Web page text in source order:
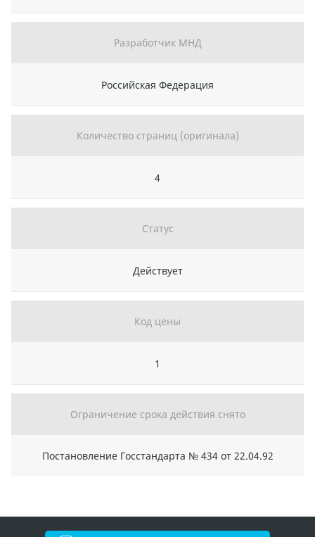
Разработчик МНД
Российская Федерация
Количество страниц (оригинала)
4
Статус
Действует
Код цены
1
Ограничение срока действия снято
Постановление Госстандарта № 434 от 22.04.92